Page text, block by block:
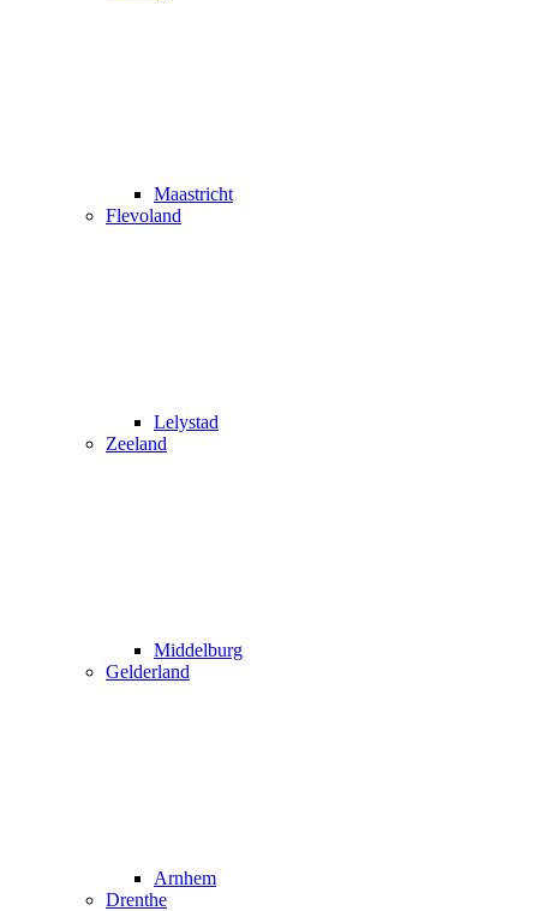
Maastricht
Flevoland
Lelystad
Zeeland
Middelburg
Gelderland
Arnhem
Drenthe